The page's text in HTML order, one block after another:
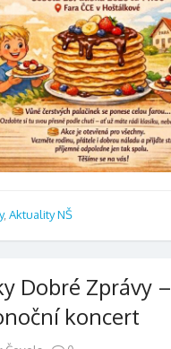
, Aktuality NŠ
Dobré Zprávy –
koncert